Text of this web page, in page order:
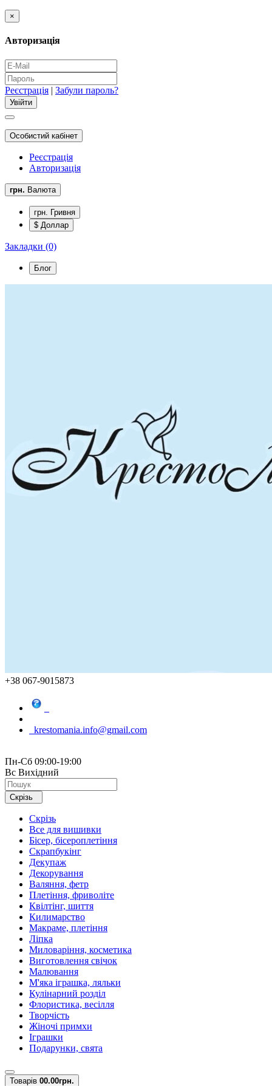
×
Авторизація
Реєстрація | Забули пароль?
Особистий кабінет
Реєстрація
Авторизація
грн. Валюта
грн. Гривня
$ Доллар
Закладки (0)
Блог
+38 067-9015873
krestomania.info@gmail.com
Пн-Сб 09:00-19:00
Вс Вихідний
Скрізь
Скрізь
Все для вишивки
Бісер, бісероплетіння
Скрапбукінг
Декупаж
Декорування
Валяння, фетр
Плетіння, фриволіте
Квілтінг, шиття
Килимарство
Макраме, плетіння
Ліпка
Миловаріння, косметика
Виготовлення свічок
Малювання
М'яка іграшка, ляльки
Кулінарний розділ
Флористика, весілля
Творчість
Жіночі примхи
Іграшки
Подарунки, свята
Товарів 00.00грн.